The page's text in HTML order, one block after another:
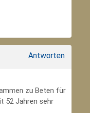
Antworten
zu Beten für
52 Jahren sehr